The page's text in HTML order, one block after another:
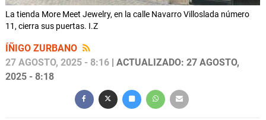
La tienda More Meet Jewelry, en la calle Navarro Villoslada número
11, cierra sus puertas. I.Z
ÍÑIGO ZURBANO
27 AGOSTO, 2025 - 8:16 | ACTUALIZADO: 27 AGOSTO,
2025 - 8:18